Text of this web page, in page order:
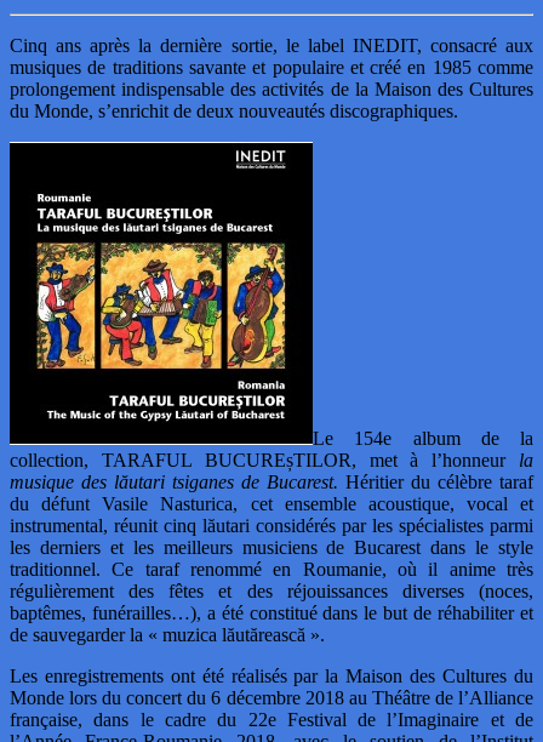
Cinq ans après la dernière sortie, le label INEDIT, consacré aux
musiques de traditions savante et populaire et créé en 1985 comme
prolongement indispensable des activités de la Maison des Cultures
du Monde, s’enrichit de deux nouveautés discographiques.
Le 154e album de la
collection, TARAFUL BUCUREșTILOR, met à l’honneur la
musique des lăutari tsiganes de Bucarest. Héritier du célèbre taraf
du défunt Vasile Nasturica, cet ensemble acoustique, vocal et
instrumental, réunit cinq lăutari considérés par les spécialistes parmi
les derniers et les meilleurs musiciens de Bucarest dans le style
traditionnel. Ce taraf renommé en Roumanie, où il anime très
régulièrement des fêtes et des réjouissances diverses (noces,
baptêmes, funérailles…), a été constitué dans le but de réhabiliter et
de sauvegarder la « muzica lăutărească ».
Les enregistrements ont été réalisés par la Maison des Cultures du
Monde lors du concert du 6 décembre 2018 au Théâtre de l’Alliance
française, dans le cadre du 22e Festival de l’Imaginaire et de